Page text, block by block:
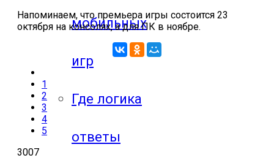
мобильных
игр
Где логика
ответы
Напоминаем, что премьера игры состоится 23
октября на консолях, а для ПК в ноябре.
1
2
3
4
5
3007